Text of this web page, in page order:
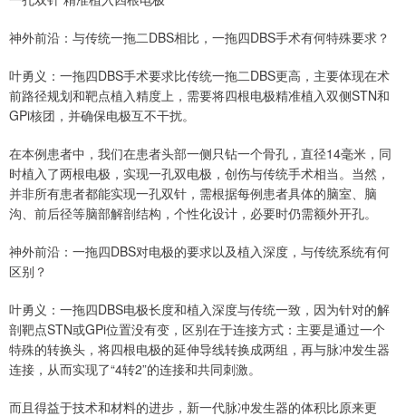
神外前沿：与传统一拖二DBS相比，一拖四DBS手术有何特殊要求？
叶勇义：一拖四DBS手术要求比传统一拖二DBS更高，主要体现在术
前路径规划和靶点植入精度上，需要将四根电极精准植入双侧STN和
GPi核团，并确保电极互不干扰。
在本例患者中，我们在患者头部一侧只钻一个骨孔，直径14毫米，同
时植入了两根电极，实现一孔双电极，创伤与传统手术相当。当然，
并非所有患者都能实现一孔双针，需根据每例患者具体的脑室、脑
沟、前后径等脑部解剖结构，个性化设计，必要时仍需额外开孔。
神外前沿：一拖四DBS对电极的要求以及植入深度，与传统系统有何
区别？
叶勇义：一拖四DBS电极长度和植入深度与传统一致，因为针对的解
剖靶点STN或GPi位置没有变，区别在于连接方式：主要是通过一个
特殊的转换头，将四根电极的延伸导线转换成两组，再与脉冲发生器
连接，从而实现了“4转2”的连接和共同刺激。
而且得益于技术和材料的进步，新一代脉冲发生器的体积比原来更